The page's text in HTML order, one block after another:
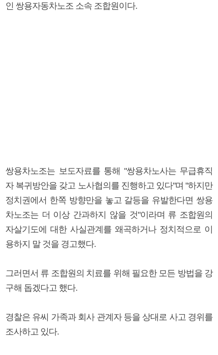
인 쌍용자동차노조 소속 조합원이다.
쌍용차노조는 보도자료를 통해 "쌍용차노사는 무급휴직
자 복귀방안을 갖고 노사협의를 진행하고 있다"며 "하지만
정치권에서 한쪽 방향만을 놓고 갈등을 유발한다면 쌍용
차노조는 더 이상 간과하지 않을 것"이라며 류 조합원의
자살기도에 대한 사실관계를 왜곡하거나 정치적으로 이
용하지 말 것을 경고했다.
그러면서 류 조합원의 치료를 위해 필요한 모든 방법을 강
구해 돕겠다고 했다.
경찰은 유씨 가족과 회사 관계자 등을 상대로 사고 경위를
조사하고 있다.